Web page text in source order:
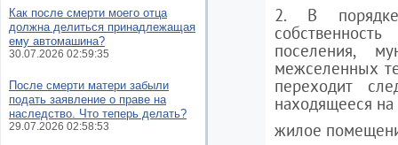
2. В
поселения,
межселенных
переходит
находящееся
жилое
Как после смерти моего отца
должна делиться принадлежащая
ему автомашина?
30.07.2026 02:59:35
После смерти матери забыли
подать заявление о праве на
наследство. Что теперь делать?
29.07.2026 02:58:53